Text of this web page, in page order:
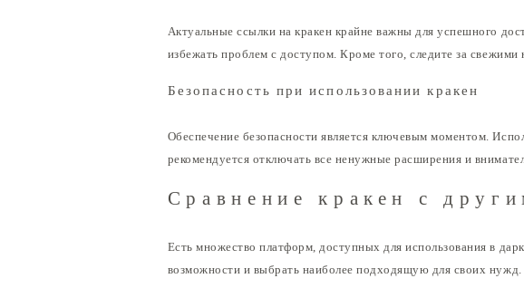
Актуальные ссылки на кракен крайне важны для успешного
избежать проблем с доступом. Кроме того, следите за
Безопасность при использовании кракен
Обеспечение безопасности является ключевым моментом.
рекомендуется отключать все ненужные расширения и
Сравнение кракен с
Есть множество платформ, доступных для использования в
возможности и выбрать наиболее подходящую для своих нужд.